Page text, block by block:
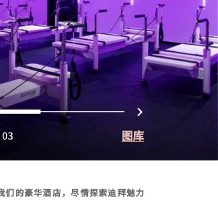
页
0 1 2 下一页
03 图库
们的豪华酒店，尽情探索迪拜魅力